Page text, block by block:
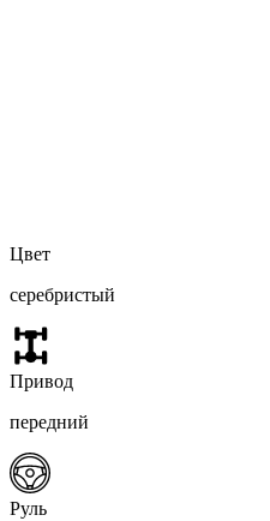
Цвет
серебристый
Привод
передний
Руль